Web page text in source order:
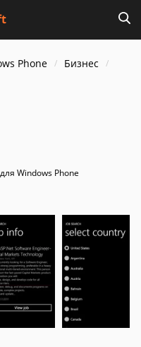
Phone
Бизнес
Windows Phone